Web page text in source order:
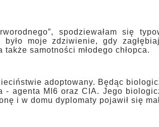
spodziewałam się
było moje zdziwienie, gdy
samotności młodego chłopca.
adoptowany. Będąc
- agenta MI6 oraz CIA. Jego
i w domu dyplomaty pojawił się